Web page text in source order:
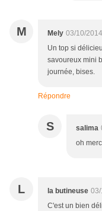
M Mely 03/10/
Un top si
savoureux mini
journée, bises.
Répondre
S salima
oh
L la butineuse
C'est un bien